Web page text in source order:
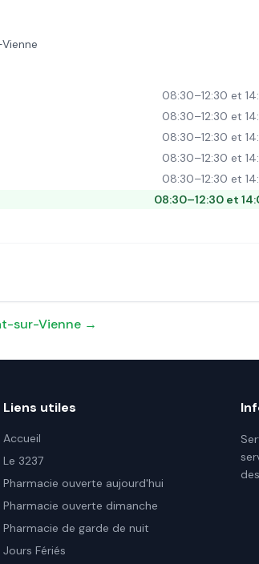
08:30–12:30 et
08:30–12:30 et
08:30–12:30 et
08:30–12:30 et
08:30–12:30 et
08:30–12:30 et
sur-Vienne →
Liens utiles
Accueil
Le 3237
Pharmacie ouverte aujourd'hui
Pharmacie ouverte dimanche
Pharmacie de garde de nuit
Jours Fériés